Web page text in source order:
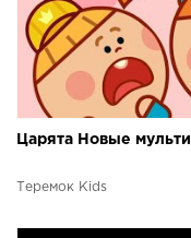
Царята Новые
Теремок Kids